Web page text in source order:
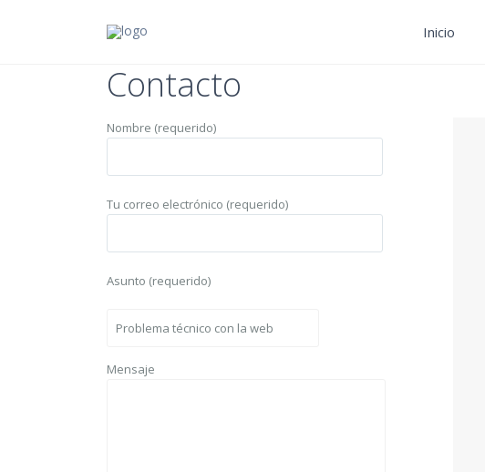
Inicio
Contacto
Nombre (requerido)
Tu correo electrónico (requerido)
Asunto (requerido)
Mensaje